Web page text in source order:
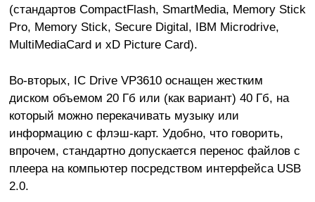
(стандартов CompactFlash, SmartMedia, Memory Stick
Pro, Memory Stick, Secure Digital, IBM Microdrive,
MultiMediaCard и xD Picture Card).
Во-вторых, IC Drive VP3610 оснащен жестким
диском объемом 20 Гб или (как вариант) 40 Гб, на
который можно перекачивать музыку или
информацию с флэш-карт. Удобно, что говорить,
впрочем, стандартно допускается перенос файлов с
плеера на компьютер посредством интерфейса USB
2.0.